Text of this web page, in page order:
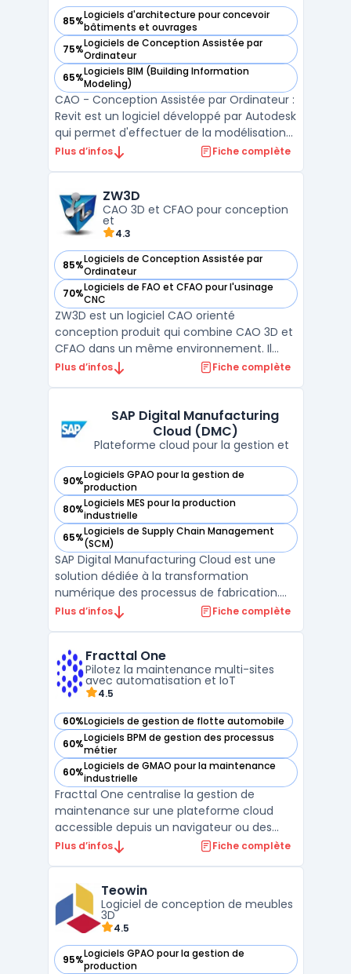
85%Logiciels d'architecture pour concevoir
bâtiments et ouvrages
— voir Revit dans cette catégorie
75%Logiciels de Conception Assistée par
Ordinateur
— voir Revit dans cette catégorie
65%Logiciels BIM (Building Information
Modeling)
— voir Revit dans cette catégorie
CAO - Conception Assistée par Ordinateur :
Revit est un logiciel développé par Autodesk
qui permet d'effectuer de la modélisation
3D pour la construction, l'architecture et
Plus d’infos Fiche complète
ZW3D
CAO 3D et CFAO pour conception
et
4.3
85%Logiciels de Conception Assistée par
Ordinateur
— voir ZW3D dans cette catégorie
70%Logiciels de FAO et CFAO pour l'usinage
CNC
— voir ZW3D dans cette catégorie
ZW3D est un logiciel CAO orienté
conception produit qui combine CAO 3D et
CFAO dans un même environnement. Il
s’adresse aux bureaux d’études et ateliers
L’approche couvre la conception de pièces,
ensembles et mises ...
Plus d’infos Fiche complète
SAP Digital Manufacturing
Cloud (DMC)
Plateforme cloud pour la gestion et
90%Logiciels GPAO pour la gestion de
production
— voir SAP Digital Manufacturing Cloud (DMC) dans cette
80%Logiciels MES pour la production
industrielle
— voir SAP Digital Manufacturing Cloud (DMC) dans cette
65%Logiciels de Supply Chain Management
(SCM)
— voir SAP Digital Manufacturing Cloud (DMC) dans cette
SAP Digital Manufacturing Cloud est une
solution dédiée à la transformation
numérique des processus de fabrication.
Ce logiciel s’intègre dans un écosystème
souhaitant optimiser leurs opérations. Avec
son focus sur l’au ...
Plus d’infos Fiche complète
Fracttal One
Pilotez la maintenance multi-sites
avec automatisation et IoT
4.5
60%Logiciels de gestion de flotte automobile
— voir Fracttal One dans cette catégorie
60%Logiciels BPM de gestion des processus
métier
— voir Fracttal One dans cette catégorie
60%Logiciels de GMAO pour la maintenance
industrielle
— voir Fracttal One dans cette catégorie
Fracttal One centralise la gestion de
maintenance sur une plateforme cloud
accessible depuis un navigateur ou des
applications mobiles, adaptée aux
industriels ou immobiliers. La solution cible
les environnements multi-sites, ...
Plus d’infos Fiche complète
Teowin
Logiciel de conception de meubles
3D
4.5
95%Logiciels GPAO pour la gestion de
production
— voir Teowin dans cette catégorie